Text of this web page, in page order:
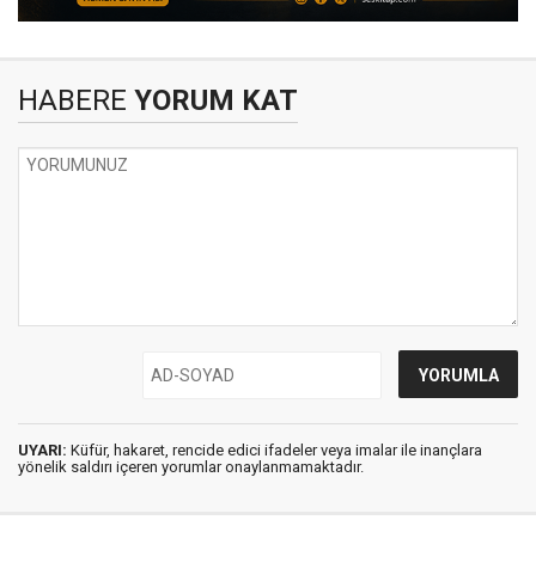
HABERE YORUM KAT
UYARI: Küfür, hakaret, rencide edici ifadeler veya imalar ile inançlara
yönelik saldırı içeren yorumlar onaylanmamaktadır.